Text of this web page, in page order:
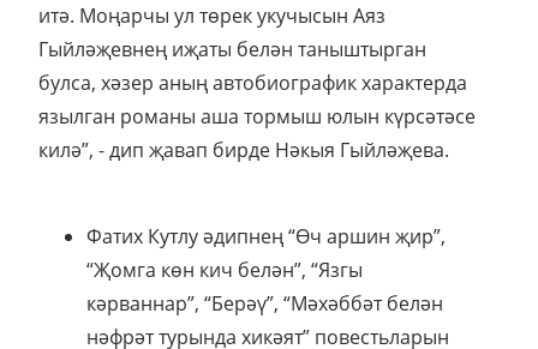
итә. Моңарчы ул төрек укучысын Аяз
Гыйләҗевнең иҗаты белән таныштырган
булса, хәзер аның автобиографик характерда
язылган романы аша тормыш юлын күрсәтәсе
килә”, - дип җавап бирде Нәкыя Гыйләҗева.
Фатих Кутлу әдипнең “Өч аршин җир”,
“Җомга көн кич белән”, “Язгы
кәрваннар”, “Берәү”, “Мәхәббәт белән
нәфрәт турында хикәят” повестьларын